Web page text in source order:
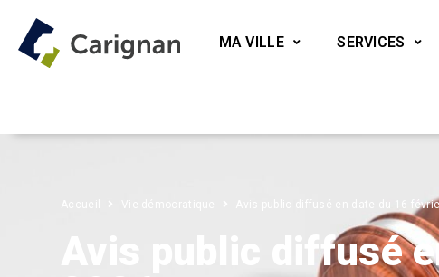
MA VILLE SERVICES
Avis public diffusé en date du 16
Avis public diffusé